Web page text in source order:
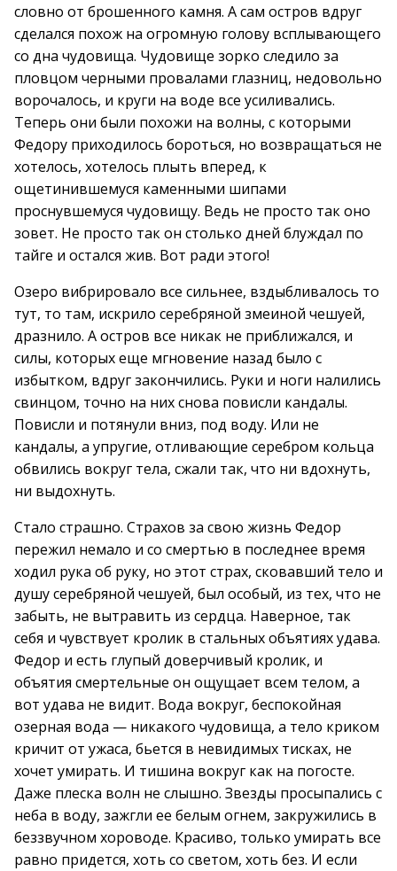
словно от брошенного камня. А сам остров вдруг
сделался похож на огромную голову всплывающего
со дна чудовища. Чудовище зорко следило за
пловцом черными провалами глазниц, недовольно
ворочалось, и круги на воде все усиливались.
Теперь они были похожи на волны, с которыми
Федору приходилось бороться, но возвращаться не
хотелось, хотелось плыть вперед, к
ощетинившемуся каменными шипами
проснувшемуся чудовищу. Ведь не просто так оно
зовет. Не просто так он столько дней блуждал по
тайге и остался жив. Вот ради этого!
Озеро вибрировало все сильнее, вздыбливалось то
тут, то там, искрило серебряной змеиной чешуей,
дразнило. А остров все никак не приближался, и
силы, которых еще мгновение назад было с
избытком, вдруг закончились. Руки и ноги налились
свинцом, точно на них снова повисли кандалы.
Повисли и потянули вниз, под воду. Или не
кандалы, а упругие, отливающие серебром кольца
обвились вокруг тела, сжали так, что ни вдохнуть,
ни выдохнуть.
Стало страшно. Страхов за свою жизнь Федор
пережил немало и со смертью в последнее время
ходил рука об руку, но этот страх, сковавший тело и
душу серебряной чешуей, был особый, из тех, что не
забыть, не вытравить из сердца. Наверное, так
себя и чувствует кролик в стальных объятиях удава.
Федор и есть глупый доверчивый кролик, и
объятия смертельные он ощущает всем телом, а
вот удава не видит. Вода вокруг, беспокойная
озерная вода — никакого чудовища, а тело криком
кричит от ужаса, бьется в невидимых тисках, не
хочет умирать. И тишина вокруг как на погосте.
Даже плеска волн не слышно. Звезды просыпались с
неба в воду, зажгли ее белым огнем, закружились в
беззвучном хороводе. Красиво, только умирать все
равно придется, хоть со светом, хоть без. И если